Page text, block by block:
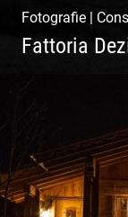
Fotografie |
Fattoria
Texting |